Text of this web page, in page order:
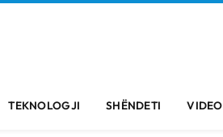
TEKNOLOGJI SHËNDETI VIDEO